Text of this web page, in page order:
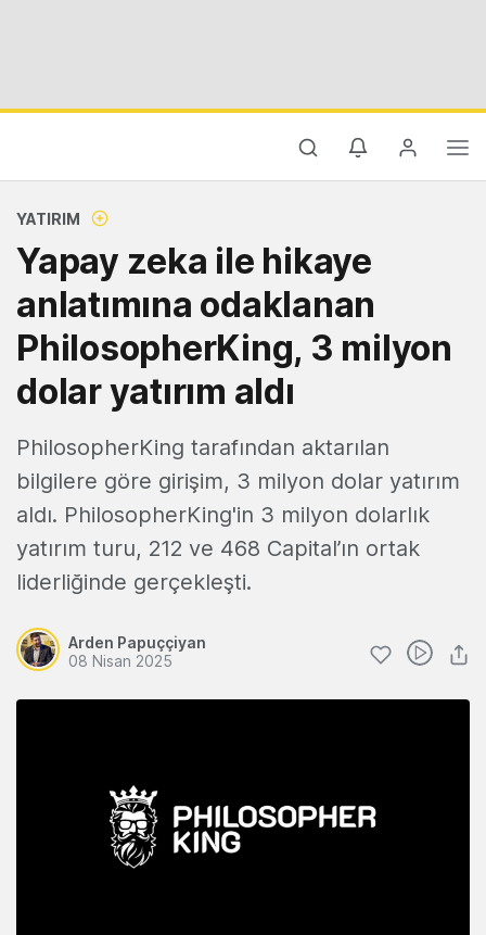
YATIRIM
Yapay zeka ile hikaye
anlatımına odaklanan
PhilosopherKing, 3 milyon
dolar yatırım aldı
PhilosopherKing tarafından aktarılan
bilgilere göre girişim, 3 milyon dolar yatırım
aldı. PhilosopherKing'in 3 milyon dolarlık
yatırım turu, 212 ve 468 Capital’ın ortak
liderliğinde gerçekleşti.
Arden Papuççiyan
08 Nisan 2025